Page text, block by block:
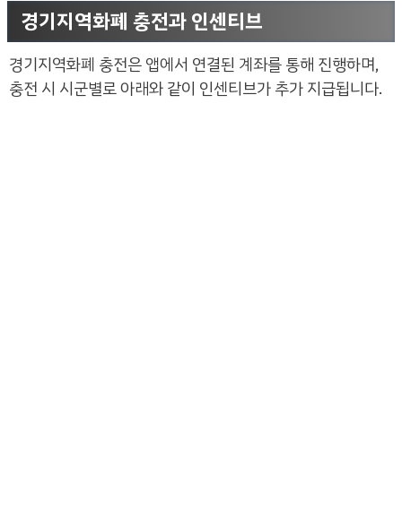
경기지역화폐 충전과 인센티브
경기지역화폐 충전은 앱에서 연결된 계좌를 통해 진행하며,
충전 시 시군별로 아래와 같이 인센티브가 추가 지급됩니다.